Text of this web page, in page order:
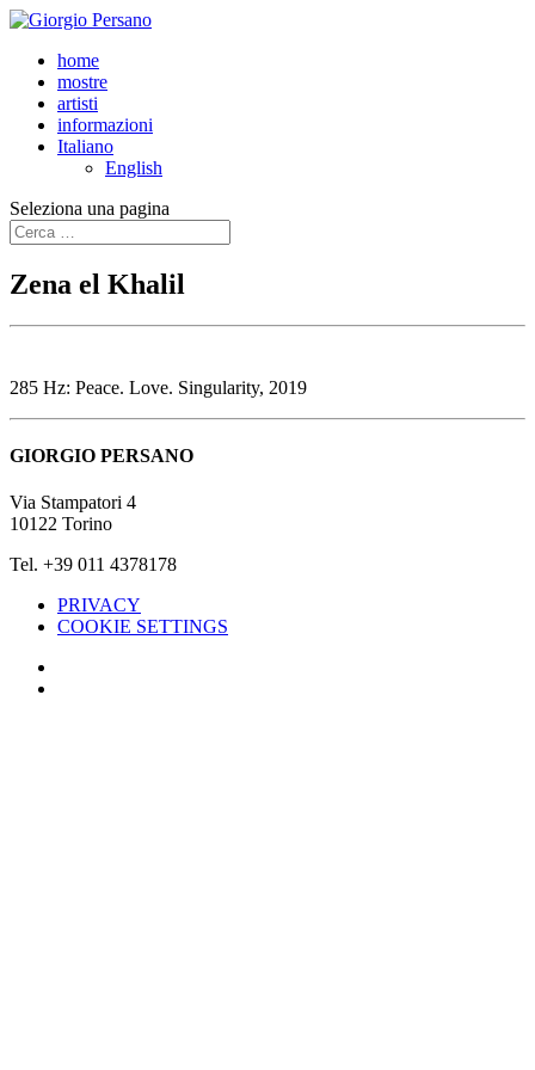
home
mostre
artisti
informazioni
Italiano
English
Seleziona una pagina
Zena el Khalil
285 Hz: Peace. Love. Singularity, 2019
GIORGIO PERSANO
Via Stampatori 4
10122 Torino
Tel. +39 011 4378178
PRIVACY
COOKIE SETTINGS